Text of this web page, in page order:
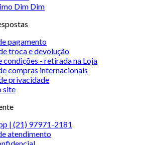
Dim Dim
pagamento
troca e devolução
condições - retirada na Loja
compras internacionais
privacidade
site
| (21) 97971-2181
atendimento